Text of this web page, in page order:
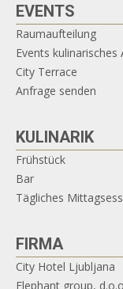
EVENTS
Raumaufteilung
Events kulinarisches
City Terrace
Anfrage senden
KULINARIK
Frühstück
Bar
Tägliches
FIRMA
City Hotel Ljubljana
Elephant group,